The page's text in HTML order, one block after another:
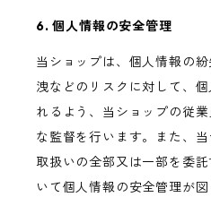
6. 個人情報の安全管理
当ショップは、個人情報の
洩などのリスクに対して、
れるよう、当ショップの従
な監督を行います。また、
取扱いの全部又は一部を委
いて個人情報の安全管理が